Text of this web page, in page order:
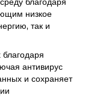
низкое
так и
антивирус
и сохраняет